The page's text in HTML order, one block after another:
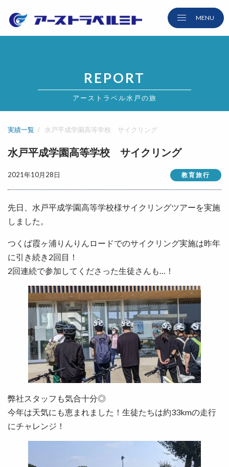
REPORT
アーストラベル水戸の旅
実績一覧 水戸平成学園高等学校 サイクリング
水戸平成学園高等学校 サイクリング
2021年10月28日 教育旅行
先日、水戸平成学園高等学校様サイクリングツアーを実施
しました。
つくば霞ヶ浦りんりんロードでのサイクリング実施は昨年
に引き続き2回目！
2回連続で参加してくださった生徒さんも…！
弊社スタッフも気合十分◎
今年は天気にも恵まれました！生徒たちは約33kmの走行
にチャレンジ！